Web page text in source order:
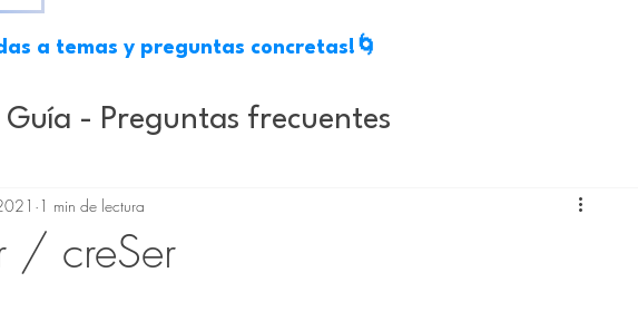
a temas y preguntas concretas!🌀
- Preguntas frecuentes
Mantras medicinales Escritos inspiradores
/ creSer
1 min de lectura